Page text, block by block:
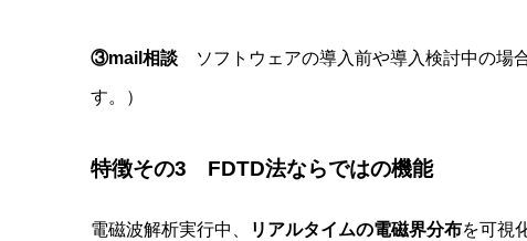
③mail相談 ソフトウェアの導入前や導入検討中の場
す。）
特徴その3 FDTD法ならではの機能
電磁波解析実行中、 リアルタイムの電磁界分布を可視